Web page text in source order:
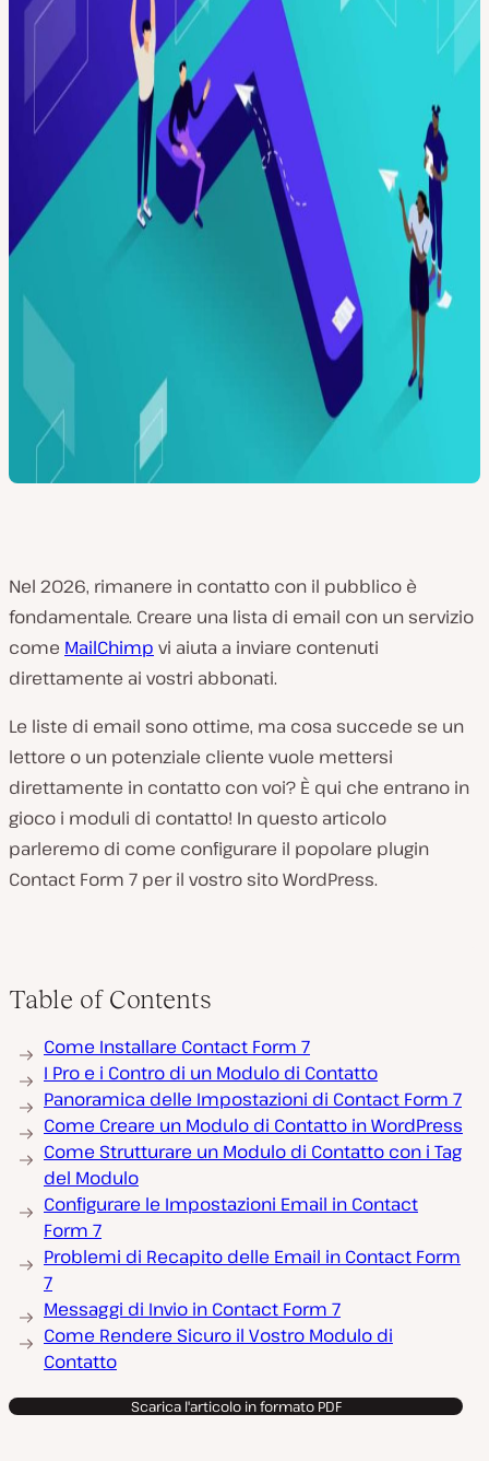
Nel 2026, rimanere in contatto con il pubblico è
fondamentale. Creare una lista di email con un servizio
come MailChimp vi aiuta a inviare contenuti
direttamente ai vostri abbonati.
Le liste di email sono ottime, ma cosa succede se un
lettore o un potenziale cliente vuole mettersi
direttamente in contatto con voi? È qui che entrano in
gioco i moduli di contatto! In questo articolo
parleremo di come configurare il popolare plugin
Contact Form 7 per il vostro sito WordPress.
Table of Contents
Come Installare Contact Form 7
I Pro e i Contro di un Modulo di Contatto
Panoramica delle Impostazioni di Contact Form 7
Come Creare un Modulo di Contatto in WordPress
Come Strutturare un Modulo di Contatto con i Tag
del Modulo
Configurare le Impostazioni Email in Contact
Form 7
Problemi di Recapito delle Email in Contact Form
7
Messaggi di Invio in Contact Form 7
Come Rendere Sicuro il Vostro Modulo di
Contatto
Scarica l'articolo in formato PDF